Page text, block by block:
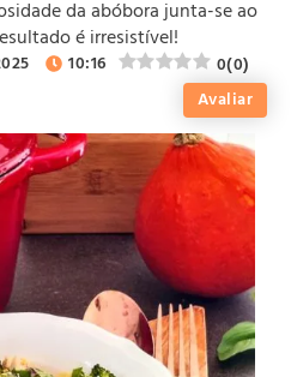
da abóbora junta-se ao
é irresistível!
10:16 0(0)
Avaliar